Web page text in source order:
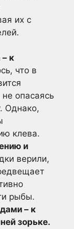
их с
к
что в
опасаясь
Однако,
клева.
и
верили,
рыбы.
– к
зорьке.